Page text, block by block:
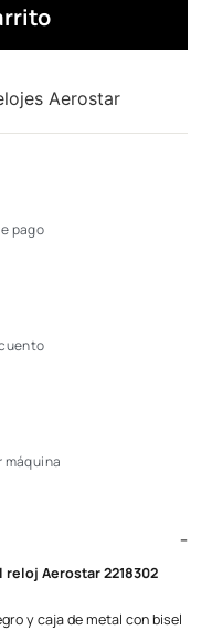
Aerostar
pago
máquina
Aerostar 2218302
y caja de metal con bisel